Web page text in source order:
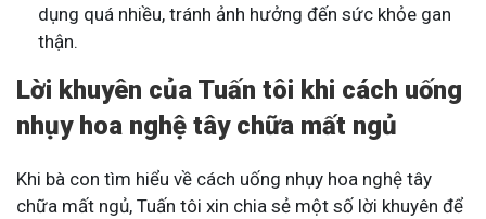
dụng quá nhiều, tránh ảnh hưởng đến sức khỏe gan
thận.
Lời khuyên của Tuấn tôi khi cách uống
nhụy hoa nghệ tây chữa mất ngủ
Khi bà con tìm hiểu về cách uống nhụy hoa nghệ tây
chữa mất ngủ, Tuấn tôi xin chia sẻ một số lời khuyên để